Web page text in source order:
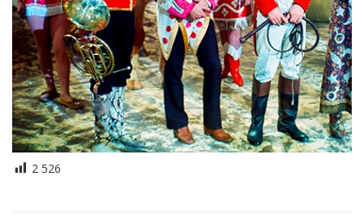
2 526